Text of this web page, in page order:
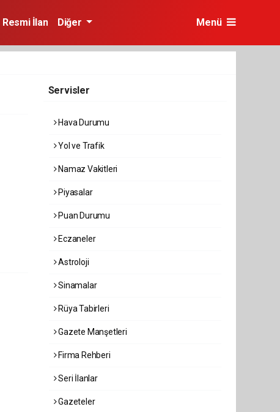
Resmi İlan Diğer Menü
Servisler
Hava Durumu
Yol ve Trafik
Namaz Vakitleri
Piyasalar
Puan Durumu
Eczaneler
Astroloji
Sinamalar
Rüya Tabirleri
Gazete Manşetleri
Firma Rehberi
Seri İlanlar
Gazeteler